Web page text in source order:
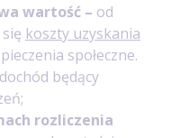
wartość – od
koszty uzyskania
społeczne.
będący
rozliczenia